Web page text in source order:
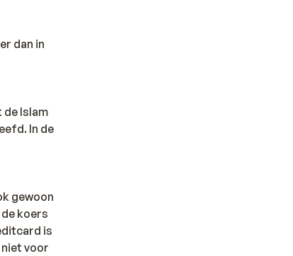
dan in
de Islam
In de
gewoon
koers
is
voor